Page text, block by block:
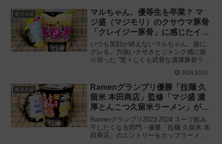
東洋水産
マルちゃん、優等生を卒業？ マ
ジ盛（マジモリ）のクサウマ豚骨
「クレイジー豚骨」に感じたイン
パクトと課題
いつも笑顔が絶えないマルちゃん、急に
グレる。力強いクサさとジャンク感に振
り切った “荒々しくも武骨な濃厚豚骨ラー
（まじもり）クレイジー豚骨」を食べて
みた感想と評価・レビューです。
2024.10.01
東洋水産
Ramenグランプリ優勝「拉麺 久
留米 本田商店」監修「マジ盛 濃
厚とんこつ久留米ラーメン」がク
サ旨い!!
Ramenグランプリ2023-2024 スープ飲み
干したくなる部門・優勝「拉麺 久留米 本
田商店」のエントリーをカップラーメン